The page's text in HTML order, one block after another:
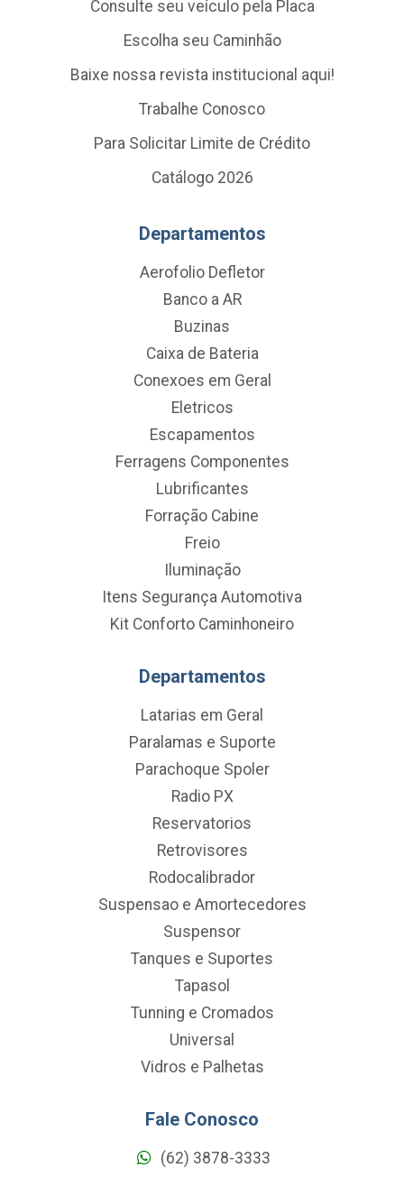
Consulte seu veículo pela Placa
Escolha seu Caminhão
Baixe nossa revista institucional aqui!
Trabalhe Conosco
Para Solicitar Limite de Crédito
Catálogo 2026
Departamentos
Aerofolio Defletor
Banco a AR
Buzinas
Caixa de Bateria
Conexoes em Geral
Eletricos
Escapamentos
Ferragens Componentes
Lubrificantes
Forração Cabine
Freio
Iluminação
Itens Segurança Automotiva
Kit Conforto Caminhoneiro
Departamentos
Latarias em Geral
Paralamas e Suporte
Parachoque Spoler
Radio PX
Reservatorios
Retrovisores
Rodocalibrador
Suspensao e Amortecedores
Suspensor
Tanques e Suportes
Tapasol
Tunning e Cromados
Universal
Vidros e Palhetas
Fale Conosco
(62) 3878-3333